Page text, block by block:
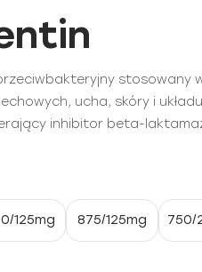
stosowany
ucha, skóry i układu
inhibitor beta-
125mg 875/125mg 750/